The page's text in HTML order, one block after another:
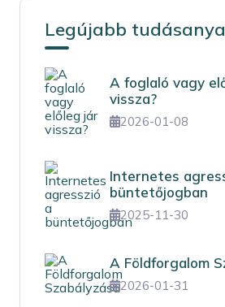
Legújabb
A foglaló vagy
vissza?
2026-01-08
Internetes
büntetőjogban
2025-11-30
A Földforgalom
2026-01-31